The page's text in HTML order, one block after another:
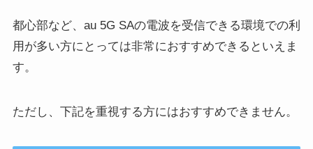
都心部など、au 5G SAの電波を受信できる環境での利
用が多い方にとっては非常におすすめできるといえま
す。
ただし、下記を重視する方にはおすすめできません。